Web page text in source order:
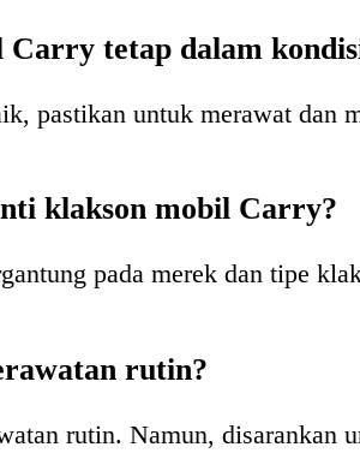
Carry tetap dalam
pastikan untuk merawat dan
klakson mobil Carry?
pada merek dan tipe
rutin?
rutin. Namun, disarankan